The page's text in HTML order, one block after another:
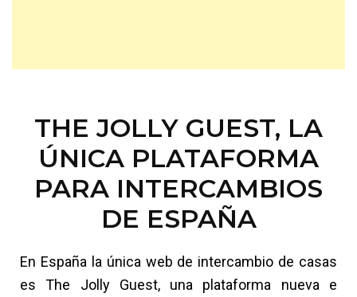
THE JOLLY GUEST, LA
ÚNICA PLATAFORMA
PARA INTERCAMBIOS
DE ESPAÑA
En España la única web de intercambio de casas
es The Jolly Guest, una plataforma nueva e